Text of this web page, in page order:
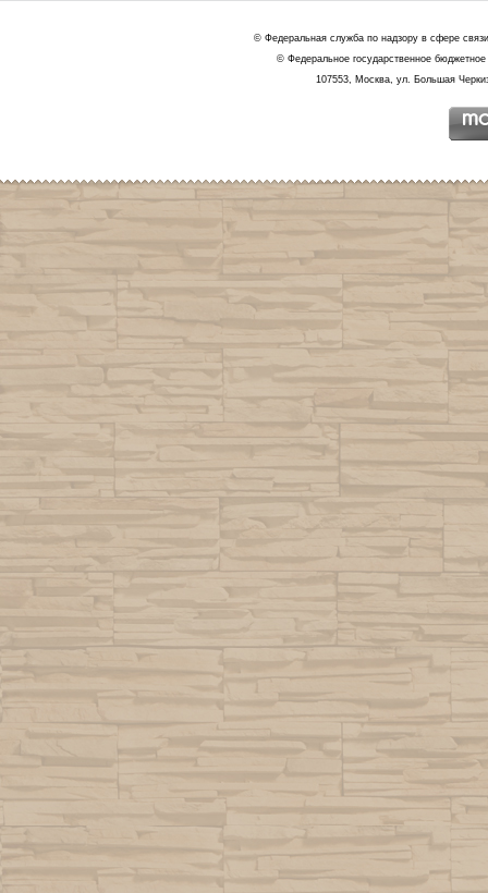
© Федеральная служба по надзору в сфере
© Федеральное государственное
107553, Москва, ул. Большая